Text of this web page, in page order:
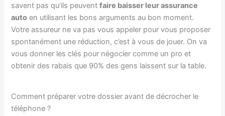
savent pas qu’ils peuventfaire baisser leur assurance
auto en utilisant les bons arguments au bon moment.
Votre assureur ne va pas vous appeler pour vous proposer
spontanément une réduction, c’est à vous de jouer. On va
vous donner les clés pour négocier comme un pro et
obtenir des rabais que 90% des gens laissent sur la table.
Comment préparer votre dossier avant de décrocher le
téléphone ?